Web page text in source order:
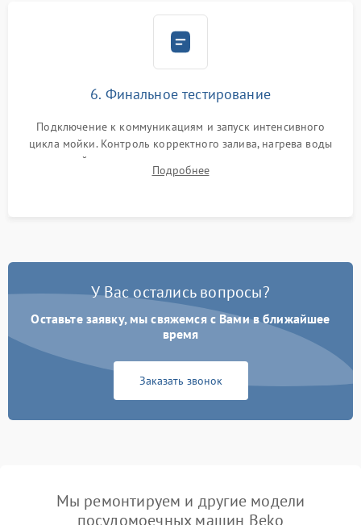
6. Финальное тестирование
Подключение к коммуникациям и запуск интенсивного
цикла мойки. Контроль корректного залива, нагрева воды
до нужной температуры, отсутствия посторонних шумов,
штатного слива и абсолютной сухости в поддоне.
Подробнее
У Вас остались вопросы?
Оставьте заявку, мы свяжемся с Вами в ближайшее
время
Заказать звонок
Мы ремонтируем и другие модели
посудомоечных машин Beko